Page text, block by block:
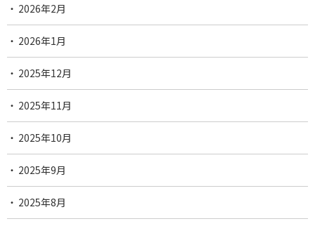
2026年2月
2026年1月
2025年12月
2025年11月
2025年10月
2025年9月
2025年8月